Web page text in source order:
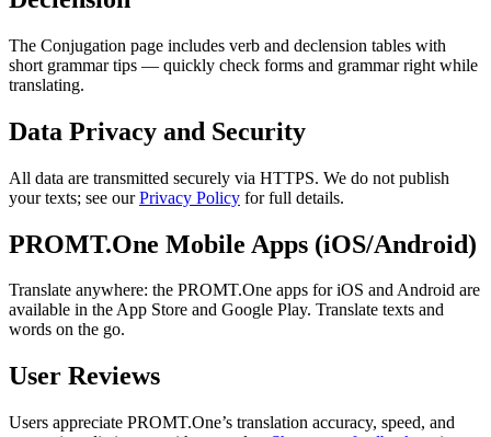
The Conjugation page includes verb and declension tables with
short grammar tips — quickly check forms and grammar right while
translating.
Data Privacy and Security
All data are transmitted securely via HTTPS. We do not publish
your texts; see ourPrivacy Policy for full details.
PROMT.One Mobile Apps (iOS/Android)
Translate anywhere: the PROMT.One apps for iOS and Android are
available in the App Store and Google Play. Translate texts and
words on the go.
User Reviews
Users appreciate PROMT.One’s translation accuracy, speed, and